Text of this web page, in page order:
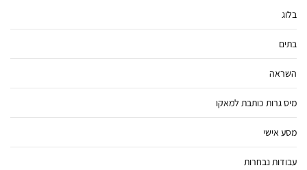
בלוג
בתים
השראה
מיס גרות כותבת למאקו
מסע אישי
עבודות נבחרות